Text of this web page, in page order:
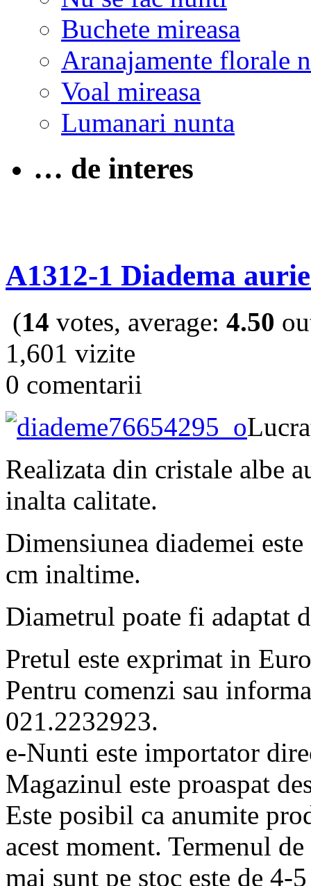
Buchete mireasa
Aranajamente florale
Voal mireasa
Lumanari nunta
… de interes
A1312-1 Diadema
(14 votes, average: 4.50
1,601 vizite
0 comentarii
Realizata din cristale albe
inalta calitate.
Dimensiunea diademei
cm inaltime.
Diametrul poate fi adaptat
Pretul este exprimat in
Pentru comenzi sau
021.2232923.
e-Nunti este importator
Magazinul este proaspat
Este posibil ca anumite
acest moment. Termenul
mai sunt pe stoc este de 4-